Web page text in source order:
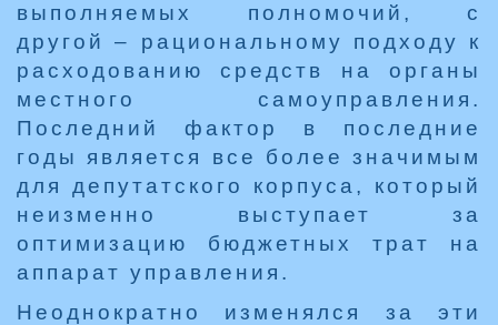
выполняемых полномочий, с
другой – рациональному подходу к
расходованию средств на органы
местного самоуправления.
Последний фактор в последние
годы является все более значимым
для депутатского корпуса, который
неизменно выступает за
оптимизацию бюджетных трат на
аппарат управления.
Неоднократно изменялся за эти